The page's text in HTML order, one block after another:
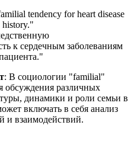
tendency for heart disease
"
к сердечным заболеваниям
: В социологии "familial"
обсуждения различных
динамики и роли семьи в
включать в себя анализ
и взаимодействий.